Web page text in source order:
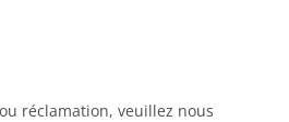
réclamation, veuillez nous